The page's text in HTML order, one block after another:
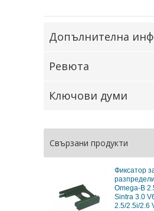
Допълнителна
Ревюта
Ключови думи
Свързани продукти
Фиксатор
Omega-B
Sintra 3.0
2.5/2.5i/2.6